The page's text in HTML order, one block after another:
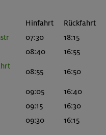
Hinfahrt
Rückfahrt
07:30
18:15
08:40
16:55
08:55 16:50
09:05
16:40
09:15
16:30
09:30 16:15